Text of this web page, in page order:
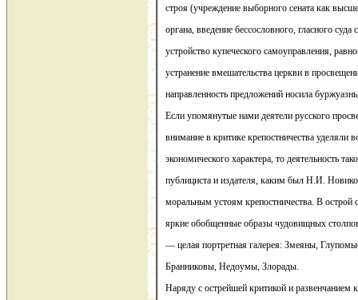
строя (учреждение выборного сената как
органа, введение бессословного, гласного
устройство купеческого самоуправления,
устранение вмешательства церкви в
направленность предложений носила
Если упомянутые нами деятели русского
внимание в критике крепостничества уделяли
экономического характера, то деятельность
публициста и издателя, каким был Н.И.
моральным устоям крепостничества. В острой
яркие обобщенные образы чудовищных
— целая портретная галерея: Змеяны,
Бранниковы, Недоумы, Злорады.
Наряду с острейшей критикой и развенчанием